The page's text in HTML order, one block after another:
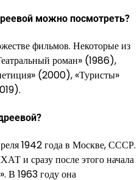
можно посмотреть?
фильмов. Некоторые из
роман» (1986),
(2000), «Туристы»
1942 года в Москве, СССР.
и сразу после этого начала
В 1963 году она